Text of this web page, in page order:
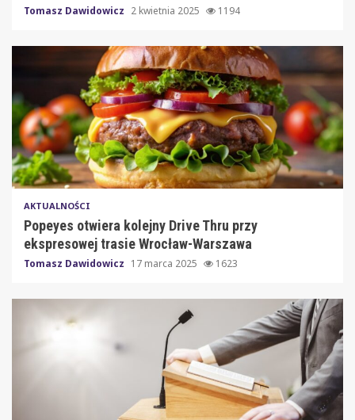
Tomasz Dawidowicz 2 kwietnia 2025 1194
AKTUALNOŚCI
Popeyes otwiera kolejny Drive Thru przy
ekspresowej trasie Wrocław-Warszawa
Tomasz Dawidowicz 17 marca 2025 1623